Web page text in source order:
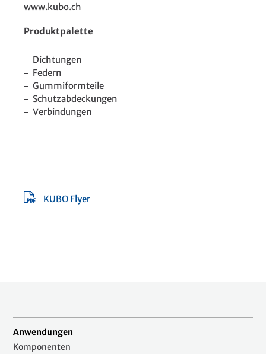
www.kubo.ch
Produktpalette
Dichtungen
Federn
Gummiformteile
Schutzabdeckungen
Verbindungen
KUBO Flyer
Anwendungen
Komponenten